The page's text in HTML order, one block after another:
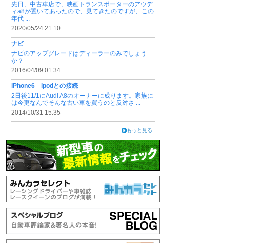
先日、中古車店で、映画トランスポーターのアウデ
ィa8が置いてあったので、見てきたのですが、この
年代 ...
2020/05/24 21:10
ナビ
ナビのアップグレードはディーラーのみでしょう
か？
2016/04/09 01:34
iPhone6 ipodとの接続
2日後11/1にAudi A8のオーナーに成ります。家族に
は今更なんでそんな古い車を買うのと反対さ ...
2014/10/31 15:35
もっと見る